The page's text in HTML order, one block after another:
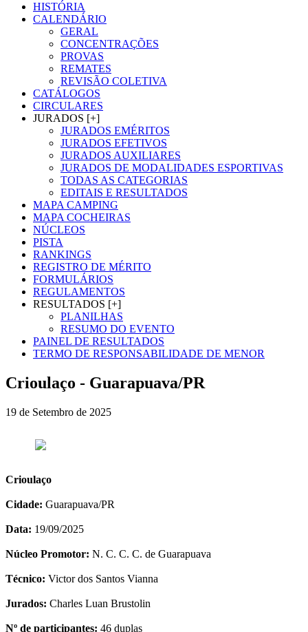
HISTÓRIA
CALENDÁRIO
GERAL
CONCENTRAÇÕES
PROVAS
REMATES
REVISÃO COLETIVA
CATÁLOGOS
CIRCULARES
JURADOS [+]
JURADOS EMÉRITOS
JURADOS EFETIVOS
JURADOS AUXILIARES
JURADOS DE MODALIDADES ESPORTIVAS
TODAS AS CATEGORIAS
EDITAIS E RESULTADOS
MAPA CAMPING
MAPA COCHEIRAS
NÚCLEOS
PISTA
RANKINGS
REGISTRO DE MÉRITO
FORMULÁRIOS
REGULAMENTOS
RESULTADOS [+]
PLANILHAS
RESUMO DO EVENTO
PAINEL DE RESULTADOS
TERMO DE RESPONSABILIDADE DE MENOR
Crioulaço - Guarapuava/PR
19 de Setembro de 2025
Crioulaço
Cidade: Guarapuava/PR
Data: 19/09/2025
Núcleo Promotor: N. C. C. C. de Guarapuava
Técnico: Victor dos Santos Vianna
Jurados: Charles Luan Brustolin
Nº de participantes: 46 duplas